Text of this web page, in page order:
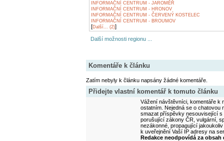
INFORMAČNÍ CENTRUM - JAROMĚŘ
INFORMAČNÍ CENTRUM - HRONOV
INFORMAČNÍ CENTRUM - ČERVENÝ KOSTELEC
INFORMAČNÍ CENTRUM - BROUMOV
[Další... (2)]
Další možnosti regionu ...
Komentáře k článku
Zatím nebyly k článku napsány žádné komentáře.
Přidejte vlastní komentář k tomuto článku
Vážení návštěvníci, komentáře k
ostatním. Nejedná se o
smazat příspěvky nesouvisející
porušující zákony ČR, vulgární,
nezákonné, propagující
k uveřejnění Vaší IP adresy na
Redakce neodpovídá za